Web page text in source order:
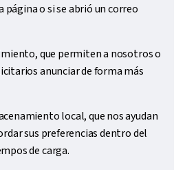
o si se abrió un correo
que permiten a nosotros o
anunciar de forma más
local, que nos ayudan
sus preferencias dentro del
de carga.